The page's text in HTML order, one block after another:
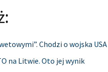
Chodzi o wojska USA
na Litwie. Oto jej wynik